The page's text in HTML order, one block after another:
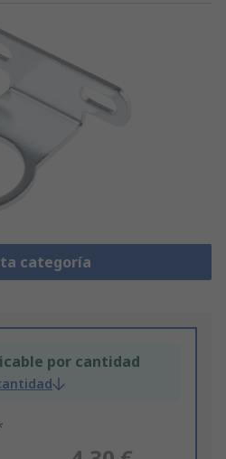
categoría
por cantidad